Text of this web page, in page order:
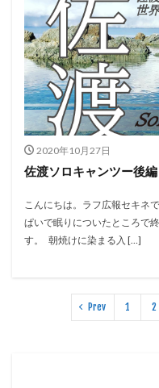
2020年10月27日
佐渡ソロキャンツー後
こんにちは。ラフ広報セキネ
ぱいで眠りについたところで
す。 朝焼けに染まる入 […]
Prev 1 2